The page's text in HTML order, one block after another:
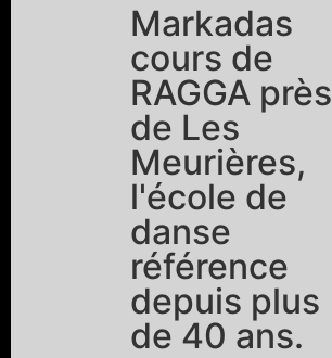
Markadas
cours de
RAGGA près
de Les
Meurières,
l'école de
danse
référence
depuis plus
de 40 ans.